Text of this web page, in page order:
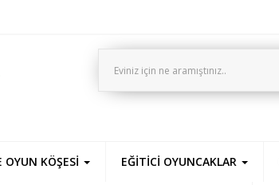
OYUN KÖŞESİ EĞİTİCİ OYUNCAKLAR